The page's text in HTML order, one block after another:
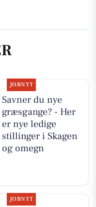
JOBNYT
Savner du nye
græsgange? - Her
er nye ledige
stillinger i Skagen
og omegn
JOBNYT